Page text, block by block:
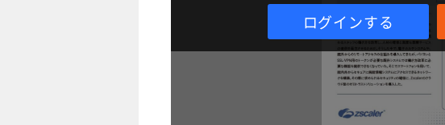
ログインする